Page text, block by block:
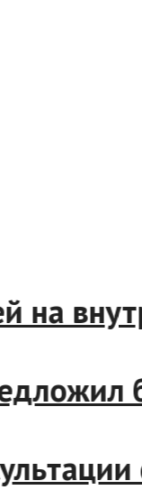
на